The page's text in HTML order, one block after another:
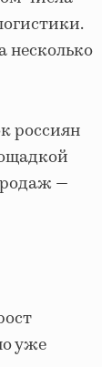
несколько
россиян
—
уже